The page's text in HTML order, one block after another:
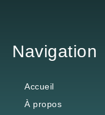
À propos
Extensions de cils